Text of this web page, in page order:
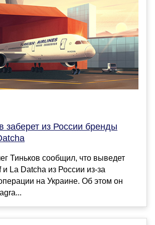
заберет из России бренды
Тиньков сообщил, что выведет
La Datcha из России из-за
на Украине. Об этом он